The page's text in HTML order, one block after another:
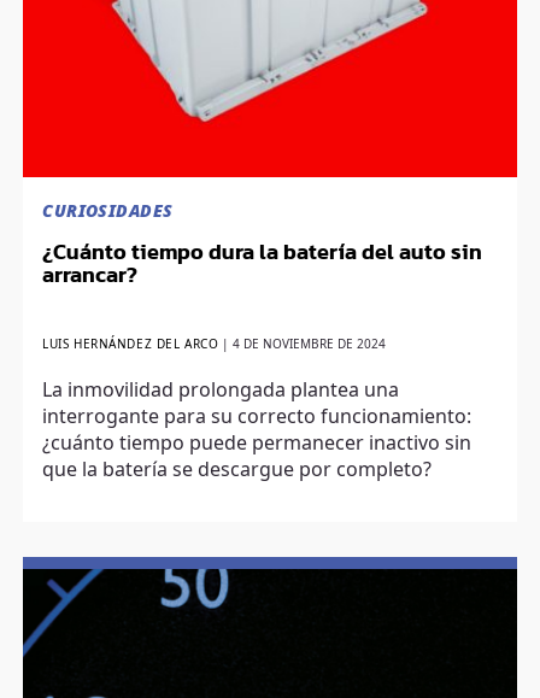
CURIOSIDADES
¿Cuánto tiempo dura la batería del auto sin
arrancar?
LUIS HERNÁNDEZ DEL ARCO |4 DE NOVIEMBRE DE 2024
La inmovilidad prolongada plantea una
interrogante para su correcto funcionamiento:
¿cuánto tiempo puede permanecer inactivo sin
que la batería se descargue por completo?